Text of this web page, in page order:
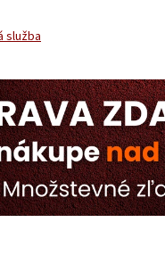
služba